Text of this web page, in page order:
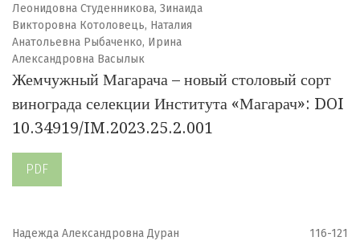
Леонидовна Студенникова, Зинаида
Викторовна Котоловець, Наталия
Анатольевна Рыбаченко, Ирина
Александровна Васылык
Жемчужный Магарача – новый столовый сорт
винограда селекции Института «Магарач»: DOI
10.34919/IM.2023.25.2.001
PDF
Надежда Александровна Дуран 116-121